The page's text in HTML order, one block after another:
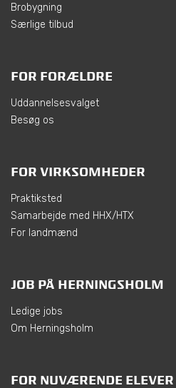
Brobygning
Særlige tilbud
FOR FORÆLDRE
Uddannelsesvalget
Besøg os
FOR VIRKSOMHEDER
Praktiksted
Samarbejde med HHX/HTX
For landmænd
JOB PÅ HERNINGSHOLM
Ledige jobs
Om Herningsholm
FOR NUVÆRENDE ELEVER